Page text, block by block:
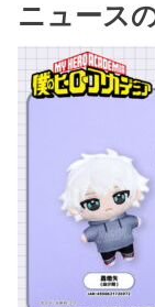
ニュース